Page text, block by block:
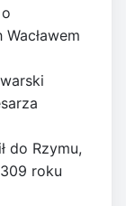
do Rzymu,
roku